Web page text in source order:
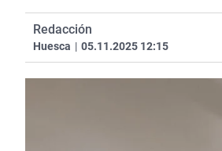
Redacción
Huesca | 05.11.2025 12:15